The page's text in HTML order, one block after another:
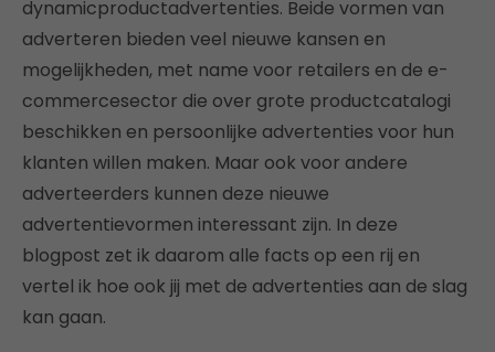
dynamicproductadvertenties. Beide vormen van
adverteren bieden veel nieuwe kansen en
mogelijkheden, met name voor retailers en de e-
commercesector die over grote productcatalogi
beschikken en persoonlijke advertenties voor hun
klanten willen maken. Maar ook voor andere
adverteerders kunnen deze nieuwe
advertentievormen interessant zijn. In deze
blogpost zet ik daarom alle facts op een rij en
vertel ik hoe ook jij met de advertenties aan de slag
kan gaan.